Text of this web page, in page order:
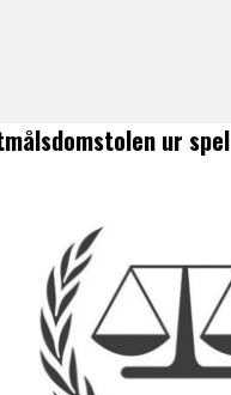
ur spel